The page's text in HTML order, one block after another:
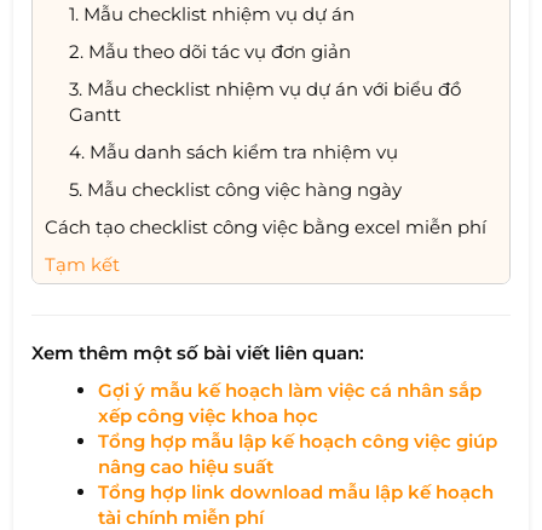
1. Mẫu checklist nhiệm vụ dự án
2. Mẫu theo dõi tác vụ đơn giản
3. Mẫu checklist nhiệm vụ dự án với biểu đồ
Gantt
4. Mẫu danh sách kiểm tra nhiệm vụ
5. Mẫu checklist công việc hàng ngày
Cách tạo checklist công việc bằng excel miễn phí
Tạm kết
Xem thêm một số bài viết liên quan:
Gợi ý mẫu kế hoạch làm việc cá nhân sắp
xếp công việc khoa học
Tổng hợp mẫu lập kế hoạch công việc giúp
nâng cao hiệu suất
Tổng hợp link download mẫu lập kế hoạch
tài chính miễn phí